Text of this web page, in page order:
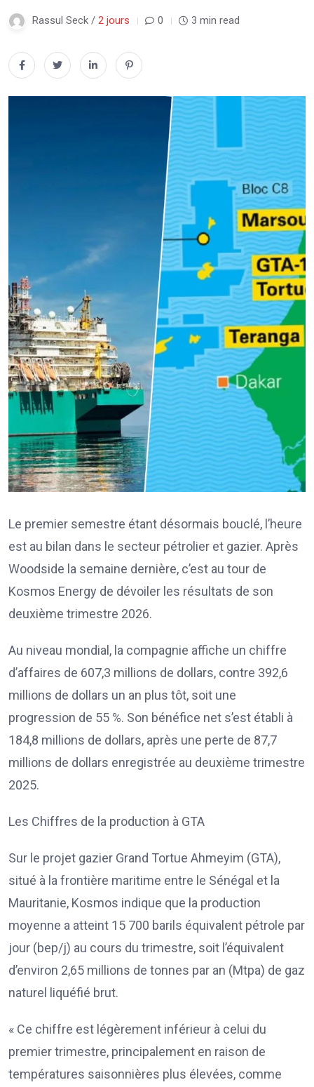
Rassul Seck / 2 jours 0 3 min read
Le premier semestre étant désormais bouclé, l’heure
est au bilan dans le secteur pétrolier et gazier. Après
Woodside la semaine dernière, c’est au tour de
Kosmos Energy de dévoiler les résultats de son
deuxième trimestre 2026.
Au niveau mondial, la compagnie affiche un chiffre
d’affaires de 607,3 millions de dollars, contre 392,6
millions de dollars un an plus tôt, soit une
progression de 55 %. Son bénéfice net s’est établi à
184,8 millions de dollars, après une perte de 87,7
millions de dollars enregistrée au deuxième trimestre
2025.
Les Chiffres de la production à GTA
Sur le projet gazier Grand Tortue Ahmeyim (GTA),
situé à la frontière maritime entre le Sénégal et la
Mauritanie, Kosmos indique que la production
moyenne a atteint 15 700 barils équivalent pétrole par
jour (bep/j) au cours du trimestre, soit l’équivalent
d’environ 2,65 millions de tonnes par an (Mtpa) de gaz
naturel liquéfié brut.
« Ce chiffre est légèrement inférieur à celui du
premier trimestre, principalement en raison de
températures saisonnières plus élevées, comme